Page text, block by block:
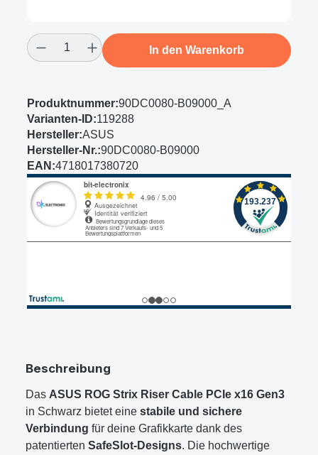
Produkt Anzahl: Gib den gewünschten
In den Warenkorb
Produktnummer:90DC0080-B09000_A
Varianten-ID:119288
Hersteller:ASUS
Hersteller-Nr.:90DC0080-B09000
EAN:4718017380720
Beschreibung
Das ASUS ROG Strix Riser Cable PCIe x16 Gen3
in Schwarz bietet eine stabile und sichere
Verbindung für deine Grafikkarte dank des
patentierten SafeSlot-Designs. Die hochwertige